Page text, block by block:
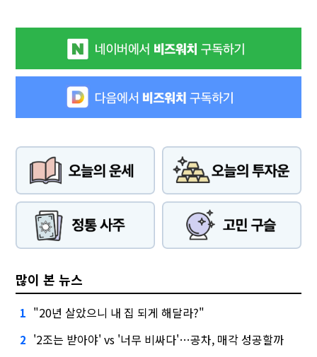
많이 본 뉴스
1 "20년 살았으니 내 집 되게 해달라?"
2 '2조는 받아야' vs '너무 비싸다'…공차, 매각 성공할까